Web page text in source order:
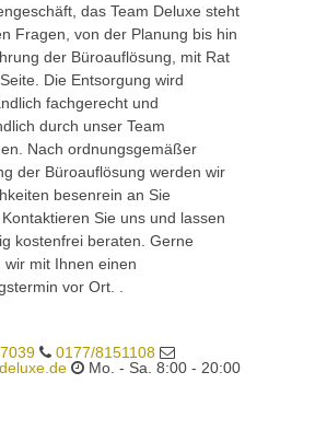
das Team Deluxe steht
Fragen, von der Planung bis hin
der Büroauflösung, mit Rat
Die Entsorgung wird
fachgerecht und
durch unser Team
Nach ordnungsgemäßer
der Büroauflösung werden wir
besenrein an Sie
Sie uns und lassen
kostenfrei beraten. Gerne
wir mit Ihnen einen
vor Ort. .
0177/8151108
Mo. - Sa. 8:00 - 20:00